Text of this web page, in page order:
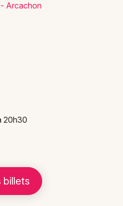
- Arcachon
20h30
billets